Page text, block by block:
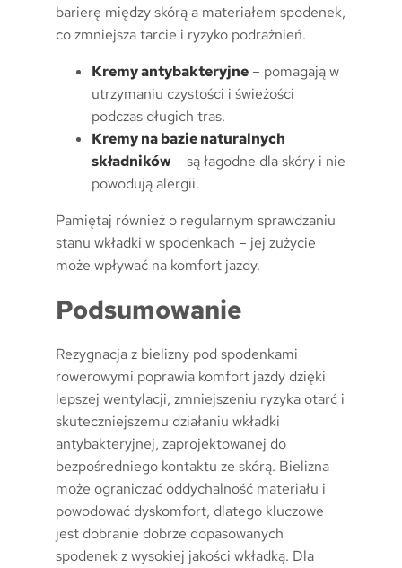
barierę między skórą a materiałem spodenek,
co zmniejsza tarcie i ryzyko podrażnień.
Kremy antybakteryjne – pomagają w
utrzymaniu czystości i świeżości
podczas długich tras.
Kremy na bazie naturalnych
składników – są łagodne dla skóry i nie
powodują alergii.
Pamiętaj również o regularnym sprawdzaniu
stanu wkładki w spodenkach – jej zużycie
może wpływać na komfort jazdy.
Podsumowanie
Rezygnacja z bielizny pod spodenkami
rowerowymi poprawia komfort jazdy dzięki
lepszej wentylacji, zmniejszeniu ryzyka otarć i
skuteczniejszemu działaniu wkładki
antybakteryjnej, zaprojektowanej do
bezpośredniego kontaktu ze skórą. Bielizna
może ograniczać oddychalność materiału i
powodować dyskomfort, dlatego kluczowe
jest dobranie dobrze dopasowanych
spodenek z wysokiej jakości wkładką. Dla